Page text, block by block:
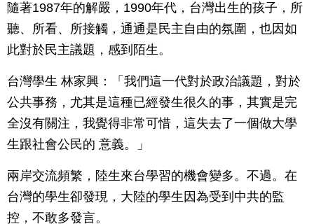
隨著1987年的解嚴，1990年代，台灣出生的孩子，所
聽、所看、所接觸，通通是民主自由的氛圍，也因如
此對於民主議題，感到陌生。
台灣學生 林家興：「我們這一代對於政治議題，對於
公共事務，尤其是這種已經發生很久的事，其實是完
全沒有關注，我覺得非常可惜，這失去了一個做大學
生跟社會公民的 意義。」
兩岸交流頻繁，陸生來台學習的機會變多。不過。在
台灣的學生卻發現，大陸的學生因為受到中共的監
控，不敢多發言。